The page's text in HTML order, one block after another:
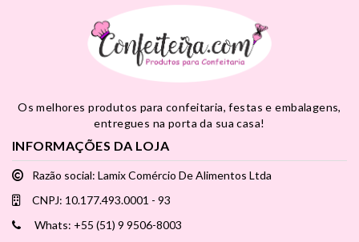
Os melhores produtos para confeitaria, festas e embalagens,
entregues na porta da sua casa!
INFORMAÇÕES DA LOJA
Razão social: Lamix Comércio De Alimentos Ltda
CNPJ: 10.177.493.0001 - 93
Whats: +55 (51) 9 9506-8003